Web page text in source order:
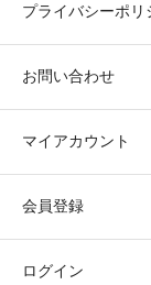
プライバシーポリ
お問い合わせ
マイアカウント
会員登録
ログイン